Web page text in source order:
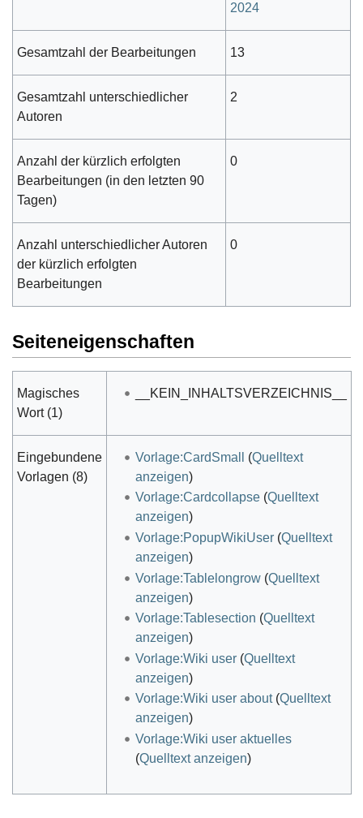
2024
Gesamtzahl der Bearbeitungen 13
Gesamtzahl unterschiedlicher
Autoren
2
Anzahl der kürzlich erfolgten
Bearbeitungen (in den letzten 90
Tagen)
0
Anzahl unterschiedlicher Autoren
der kürzlich erfolgten
Bearbeitungen
0
Seiteneigenschaften
Magisches
Wort (1)
__KEIN_INHALTSVERZEICHNIS__
Eingebundene
Vorlagen (8)
Vorlage:CardSmall (Quelltext
anzeigen)
Vorlage:Cardcollapse(Quelltext
anzeigen)
Vorlage:PopupWikiUser(Quelltext
anzeigen)
Vorlage:Tablelongrow(Quelltext
anzeigen)
Vorlage:Tablesection (Quelltext
anzeigen)
Vorlage:Wiki user(Quelltext
anzeigen)
Vorlage:Wiki user about(Quelltext
anzeigen)
Vorlage:Wiki user aktuelles
(Quelltext anzeigen)